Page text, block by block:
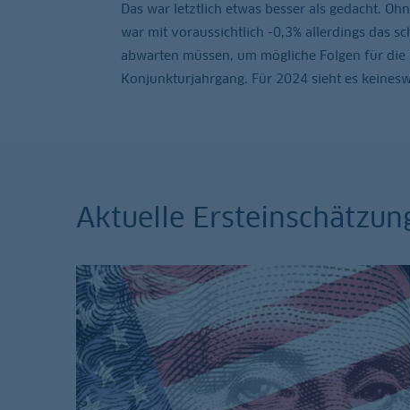
Das war letztlich etwas besser als gedacht.
war mit voraussichtlich -0,3% allerdings das
abwarten müssen, um mögliche Folgen für
Konjunkturjahrgang. Für 2024 sieht es
Aktuelle